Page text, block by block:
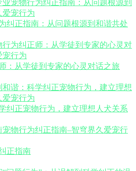
纠正指南：从问题根源到和谐共处
：从学徒到专家的心灵对话之旅
纠正宠物行为，建立理想人犬关系
正指南